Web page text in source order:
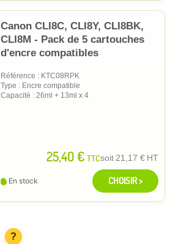
Canon CLI8C, CLI8Y, CLI8BK,
CLI8M - Pack de 5 cartouches
d'encre compatibles
Référence : KTC08RPK
Type : Encre compatible
Capacité : 26ml + 13ml x 4
25,40 € TTCsoit21,17 € HT
En stock CHOISIR >
?